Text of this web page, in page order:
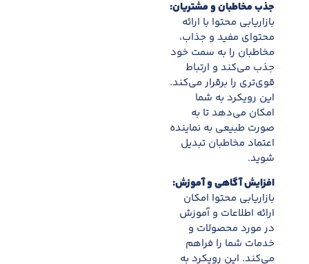
جذب مخاطبان و مشتریان:
بازاریابی محتوا با ارائه
محتوای مفید و جذاب،
مخاطبان را به سمت خود
جذب می‌کند و ارتباط
قوی‌تری را برقرار می‌کند.
این رویکرد به شما
امکان می‌دهد تا به
صورت طبیعی به نماینده
اعتماد مخاطبان تبدیل
شوید.
افزایش آگاهی و آموزش:
بازاریابی محتوا امکان
ارائه اطلاعات و آموزش
در مورد محصولات و
خدمات شما را فراهم
می‌کند. این رویکرد به